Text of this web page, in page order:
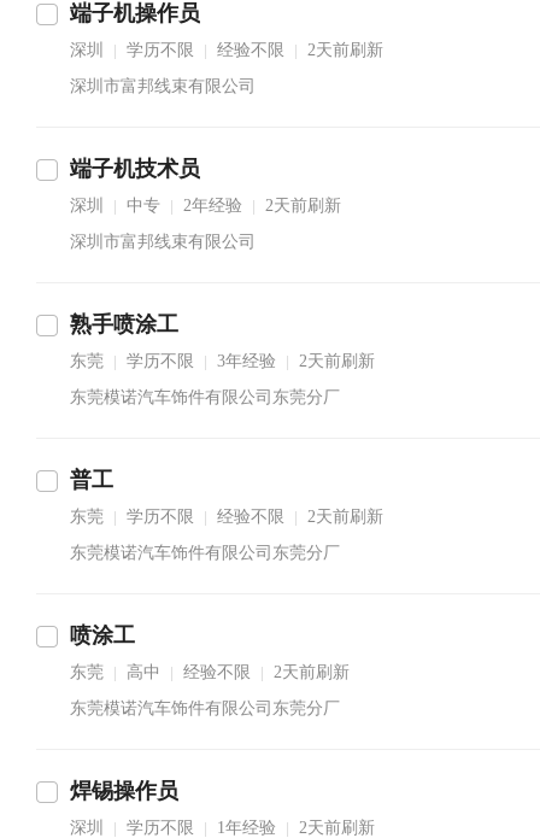
端子机操作员
深圳 学历不限 经验不限
2天前刷新
深圳市富邦线束有限公司
端子机技术员
深圳 中专 2年经验
2天前刷新
深圳市富邦线束有限公司
熟手喷涂工
东莞 学历不限 3年经验
2天前刷新
东莞模诺汽车饰件有限公司东莞分厂
普工
东莞 学历不限 经验不限
2天前刷新
东莞模诺汽车饰件有限公司东莞分厂
喷涂工
东莞 高中 经验不限
2天前刷新
东莞模诺汽车饰件有限公司东莞分厂
焊锡操作员
深圳 学历不限 1年经验
2天前刷新